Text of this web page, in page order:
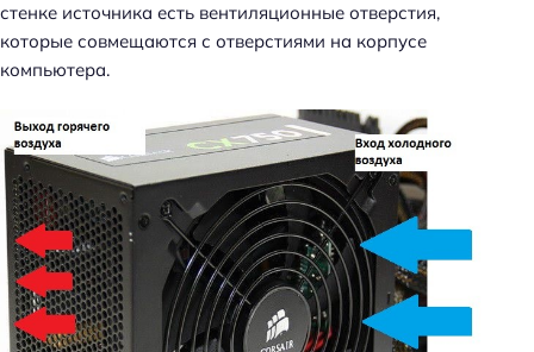
стенке источника есть вентиляционные отверстия,
которые совмещаются с отверстиями на корпусе
компьютера.